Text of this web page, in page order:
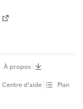
À propos
Centre d’aide
Plan